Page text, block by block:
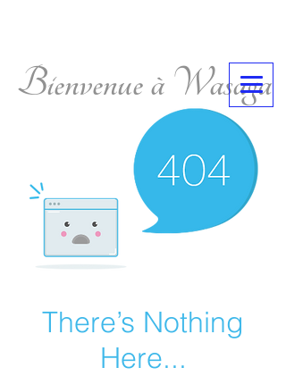
Bienvenue à Wasaga
There’s Nothing
Here...